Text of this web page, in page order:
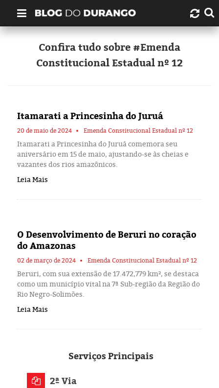
Quem é Durango Duarte?
Links úteis
Artigos
Amazonas
Manaus
Política
Confira tudo sobre #Emenda
Constitucional Estadual nº 12
Itamarati a Princesinha do Juruá
20 de maio de 2024 Emenda Constitucional Estadual nº 12
Itamarati a Princesinha do Juruá comemora seu
aniversário em 15 de maio, ajustando-se às cheias e
vazantes dos rios amazônicos.
Leia Mais
O Desenvolvimento de Beruri no coração
do Amazonas
02 de março de 2024 Emenda Constitucional Estadual nº 12
Beruri, com sua extensão de 17.472,779 km², se destaca
como um município vital na 7ª Sub-região da Região do
Rio Negro-Solimões.
Leia Mais
ServiçosPrincipais
2ª Via